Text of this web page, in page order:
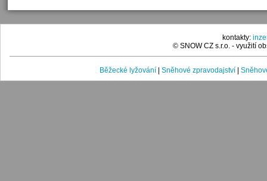
kontakty:
© SNOW CZ s.r.o. - využití
Běžecké lyžování Sněhové zpravodajství